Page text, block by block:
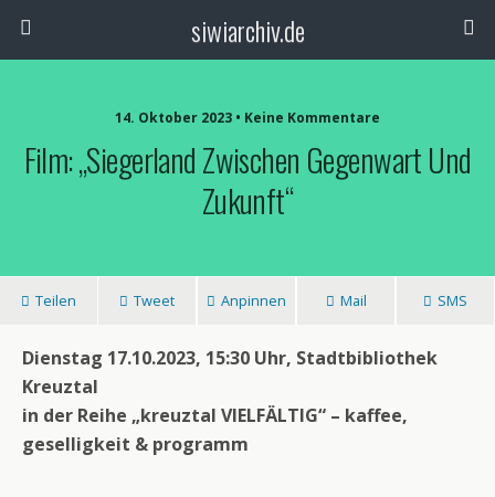
siwiarchiv.de
14. Oktober 2023 • Keine Kommentare
Film: „Siegerland Zwischen Gegenwart Und
Zukunft“
Teilen Tweet Anpinnen Mail SMS
Dienstag 17.10.2023, 15:30 Uhr, Stadtbibliothek
Kreuztal
in der Reihe „kreuztal VIELFÄLTIG“ – kaffee,
geselligkeit & programm